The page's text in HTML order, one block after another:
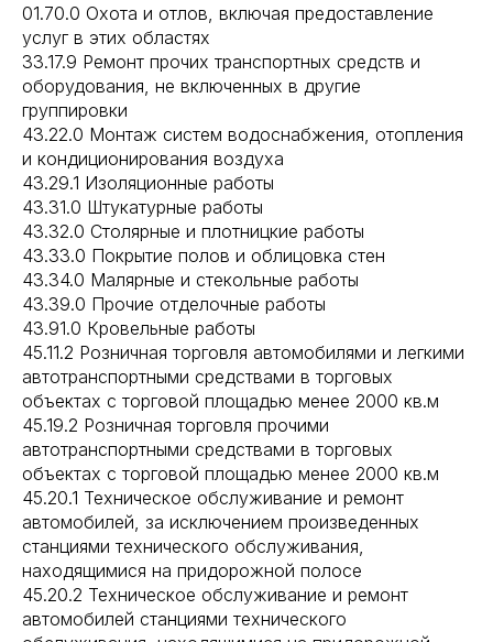
01.70.0 Охота и отлов, включая предоставление
услуг в этих областях
33.17.9 Ремонт прочих транспортных средств и
оборудования, не включенных в другие
группировки
43.22.0 Монтаж систем водоснабжения, отопления
и кондиционирования воздуха
43.29.1 Изоляционные работы
43.31.0 Штукатурные работы
43.32.0 Столярные и плотницкие работы
43.33.0 Покрытие полов и облицовка стен
43.34.0 Малярные и стекольные работы
43.39.0 Прочие отделочные работы
43.91.0 Кровельные работы
45.11.2 Розничная торговля автомобилями и легкими
автотранспортными средствами в торговых
объектах с торговой площадью менее 2000 кв.м
45.19.2 Розничная торговля прочими
автотранспортными средствами в торговых
объектах с торговой площадью менее 2000 кв.м
45.20.1 Техническое обслуживание и ремонт
автомобилей, за исключением произведенных
станциями технического обслуживания,
находящимися на придорожной полосе
45.20.2 Техническое обслуживание и ремонт
автомобилей станциями технического